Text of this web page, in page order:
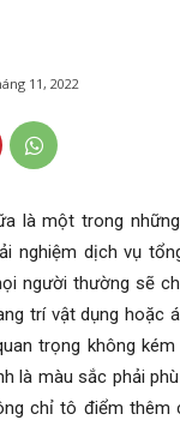
11, 2022
là một trong
nghiệm dịch vụ
người thường sẽ
trí vật dụng hoặc
trọng không
là màu sắc phải
chỉ tô điểm thêm